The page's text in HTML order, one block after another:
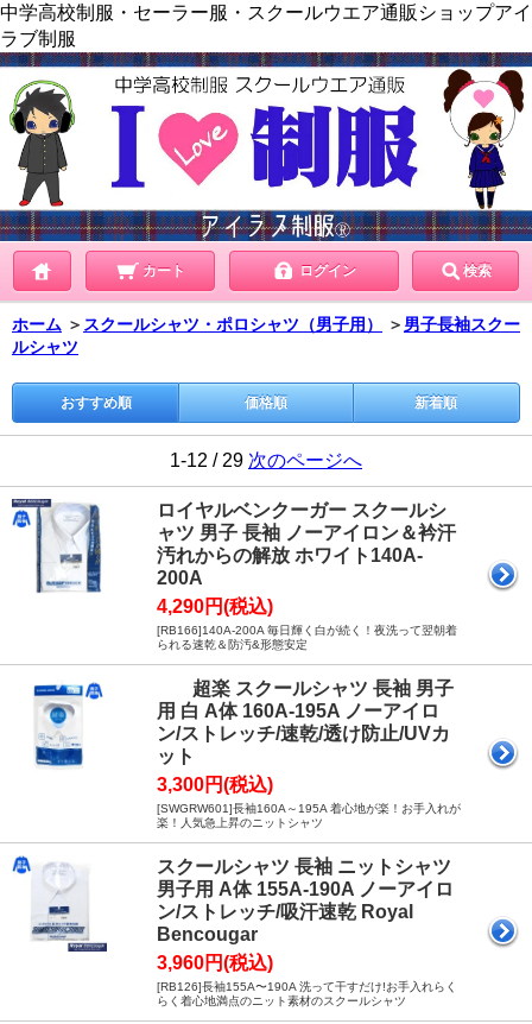
中学高校制服・セーラー服・スクールウエア通販ショップアイ
ラブ制服
カート ログイン 検索
ホーム ＞ スクールシャツ・ポロシャツ（男子用） ＞ 男子長袖スクー
ルシャツ
おすすめ順 価格順 新着順
1-12 / 29 次のページへ
ロイヤルベンクーガー スクールシ
ャツ 男子 長袖 ノーアイロン＆衿汗
汚れからの解放 ホワイト140A-
200A
4,290円(税込)
[RB166]140A-200A 毎日輝く白が続く！夜洗って翌朝着
られる速乾＆防汚&形態安定
超楽 スクールシャツ 長袖 男子
用 白 A体 160A-195A ノーアイロ
ン/ストレッチ/速乾/透け防止/UVカ
ット
3,300円(税込)
[SWGRW601]長袖160A～195A 着心地が楽！お手入れが
楽！人気急上昇のニットシャツ
スクールシャツ 長袖 ニットシャツ
男子用 A体 155A-190A ノーアイロ
ン/ストレッチ/吸汗速乾 Royal
Bencougar
3,960円(税込)
[RB126]長袖155A〜190A 洗って干すだけ!お手入れらく
らく着心地満点のニット素材のスクールシャツ